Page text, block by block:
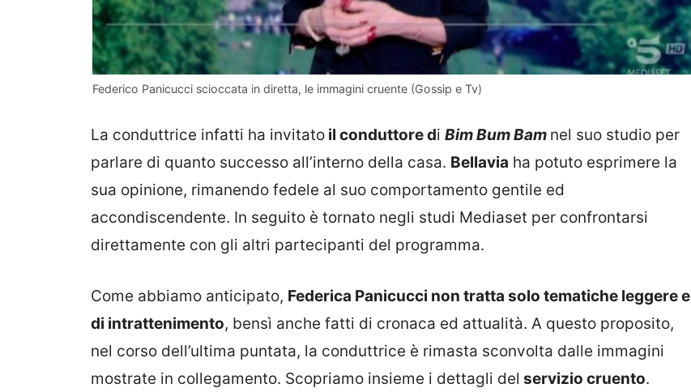
Federico Panicucci scioccata in diretta, le immagini cruente (Gossip e Tv)
La conduttrice infatti ha invitato il conduttore di Bim Bum Bam nel suo studio per
parlare di quanto successo all’interno della casa. Bellavia ha potuto esprimere la
sua opinione, rimanendo fedele al suo comportamento gentile ed
accondiscendente. In seguito è tornato negli studi Mediaset per confrontarsi
direttamente con gli altri partecipanti del programma.
Come abbiamo anticipato, Federica Panicucci non tratta solo tematiche leggere e
di intrattenimento, bensì anche fatti di cronaca ed attualità. A questo proposito,
nel corso dell’ultima puntata, la conduttrice è rimasta sconvolta dalle immagini
mostrate in collegamento. Scopriamo insieme i dettagli del servizio cruento.